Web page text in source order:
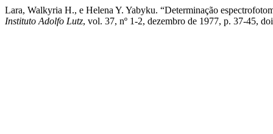
Lara, Walkyria H., e Helena Y. Yabyku. “Determinação
Instituto Adolfo Lutz, vol. 37, nº 1-2, dezembro de 1977, p. 37-45,